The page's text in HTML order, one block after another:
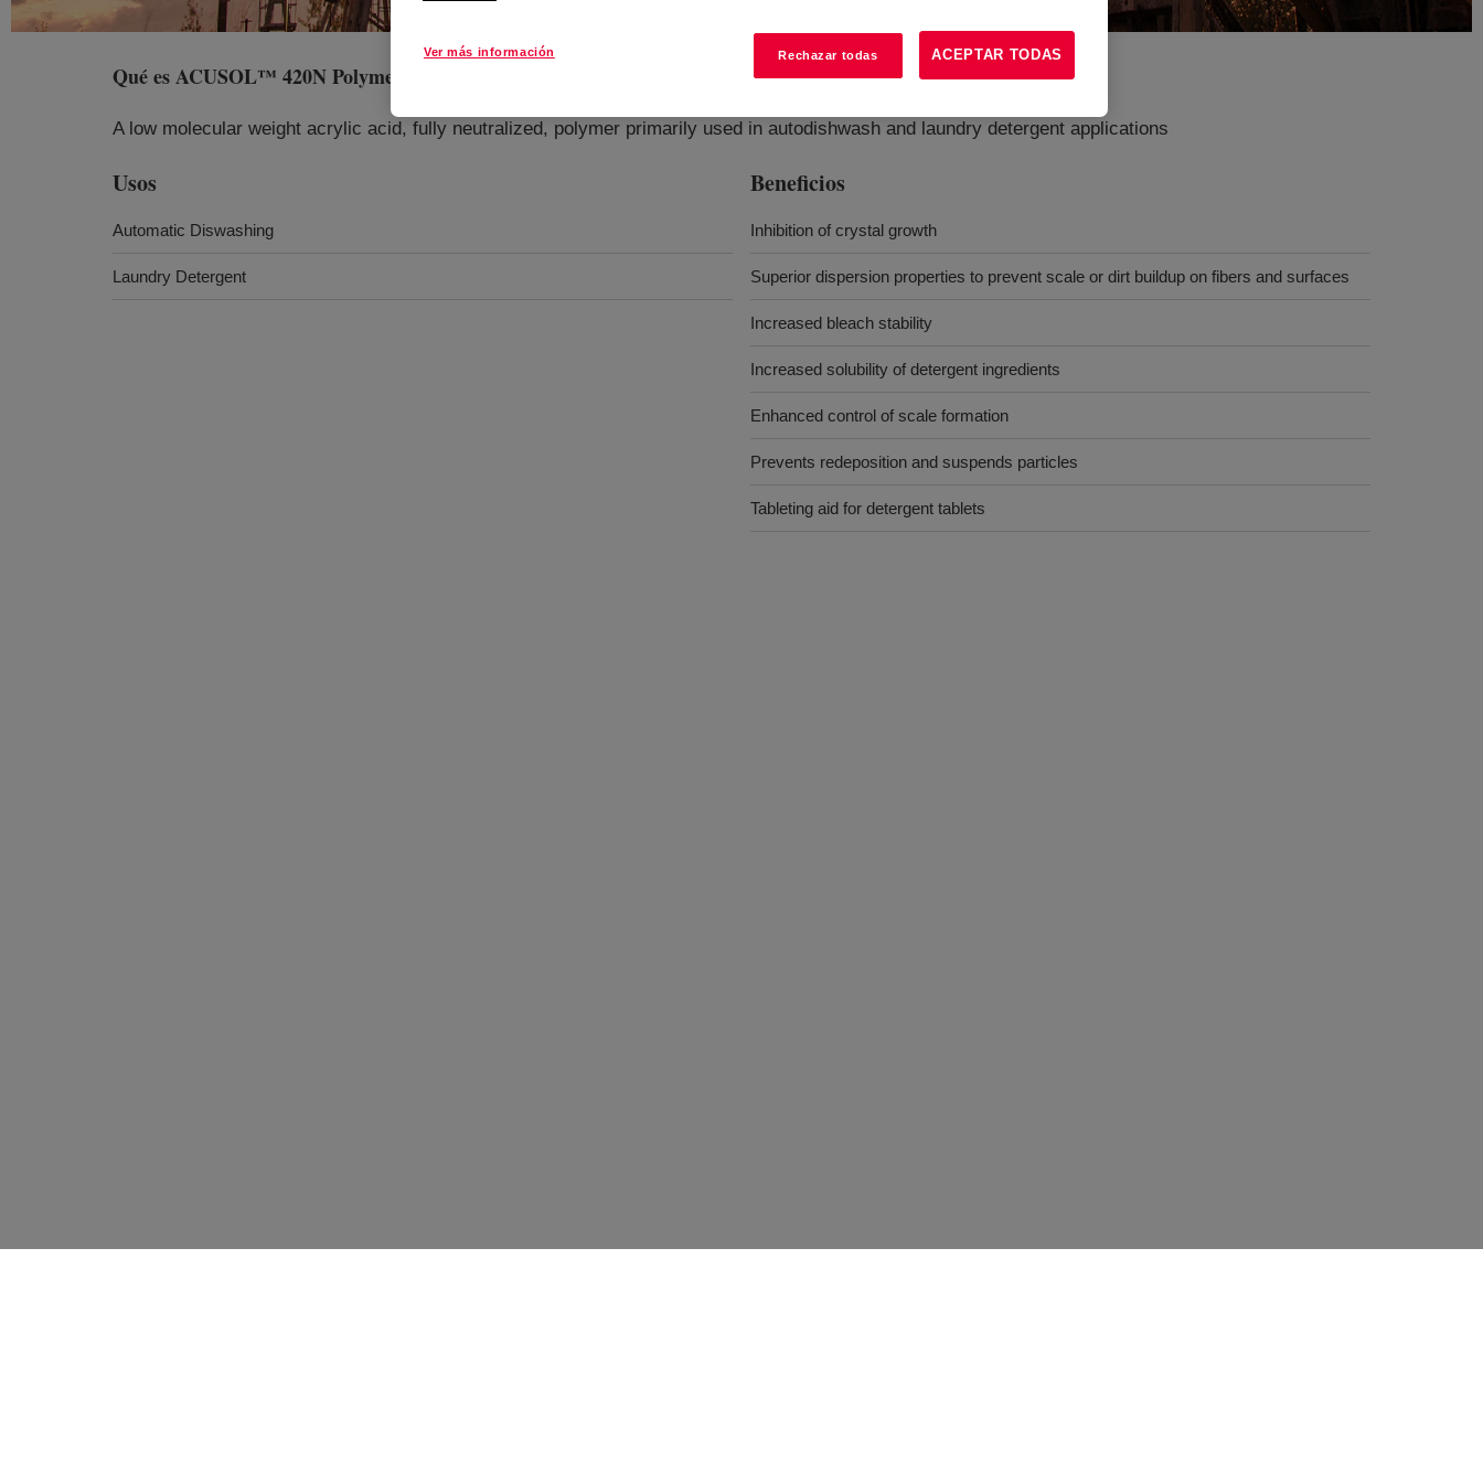
Qué esACUSOL™ 420N Polymer
A low molecular weight acrylic acid, fully neutralized, polymer primarily used in autodishwash and laundry detergent applications
Usos
Automatic Diswashing
Laundry Detergent
Beneficios
Inhibition of crystal growth
Superior dispersion properties to prevent scale or dirt buildup on fibers and surfaces
Increased bleach stability
Increased solubility of detergent ingredients
Enhanced control of scale formation
Prevents redeposition and suspends particles
Tableting aid for detergent tablets
Ver más información Rechazar todas ACEPTAR TODAS